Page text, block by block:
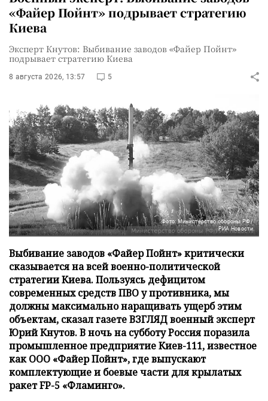
«Файер Пойнт» подрывает стратегию
Киева
Эксперт Кнутов: Выбивание заводов «Файер Пойнт»
подрывает стратегию Киева
8 августа 2026, 13:57 5
Фото: Министерство обороны РФ/
РИА Новости
Выбивание заводов «Файер Пойнт» критически
сказывается на всей военно-политической
стратегии Киева. Пользуясь дефицитом
современных средств ПВО у противника, мы
должны максимально наращивать ущерб этим
объектам, сказал газете ВЗГЛЯД военный эксперт
Юрий Кнутов. В ночь на субботу Россия поразила
промышленное предприятие Киев-111, известное
как ООО «Файер Пойнт», где выпускают
комплектующие и боевые части для крылатых
ракет FP-5 «Фламинго».